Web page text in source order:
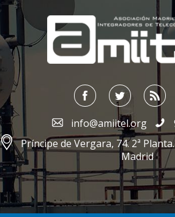
;
info@amiitel.org
Príncipe de Vergara, 74. 2ª Planta.
Madrid